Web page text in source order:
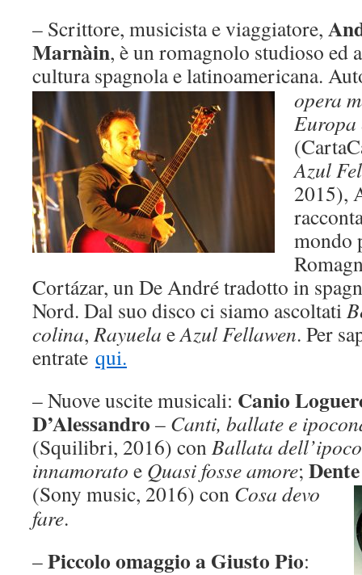
– Scrittore, musicista e viaggiatore,
Marnàin, è un romagnolo studioso ed
cultura spagnola e latinoamericana.
opera
Europa
Azul
2015),
mondo
Cortázar, un De André tradotto in
Nord. Dal suo disco ci siamo ascoltati
colina,Rayuela eAzul Fellawen. Per
entrate qui.
– Nuove uscite musicali: Canio
D’Alessandro – Canti, ballate e
(Squilibri, 2016) conBallata
innamorato e Quasi fosse amore;
(Sony music, 2016) con Cosa devo
fare.
–Piccolo omaggio a Giusto Pio: